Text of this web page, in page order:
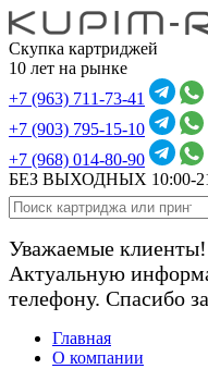
Скупка картриджей
10 лет на рынке
+7 (963) 711-73-41
+7 (903) 795-15-10
+7 (968) 014-80-90
БЕЗ ВЫХОДНЫХ 10:00-
Уважаемые
Актуальную
телефону. Спасибо
Главная
О компании